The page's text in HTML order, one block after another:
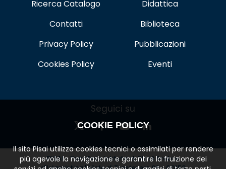
Ricerca Catalogo
Contatti
Privacy Policy
Cookies Policy
Didattica
Biblioteca
Pubblicazioni
Eventi
Seguici su
PISAI - Pontificio Istituto di Studi Arabi e
COOKIE POLICY
Il sito Pisai utilizza cookies tecnici o assimilati per rendere
più agevole la navigazione e garantire la fruizione dei